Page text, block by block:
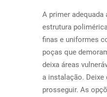
A primer
estrutura
finas e uniformes
poças que
deixa áreas
a instalação.
prosseguir. As